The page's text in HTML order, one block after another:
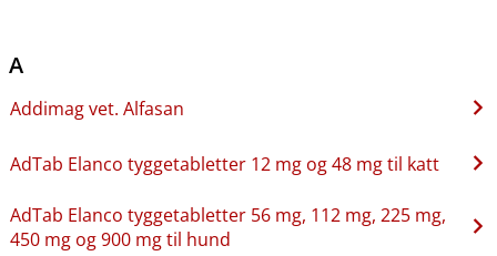
A
Addimag vet. Alfasan
AdTab Elanco tyggetabletter 12 mg og 48 mg til katt
AdTab Elanco tyggetabletter 56 mg, 112 mg, 225 mg,
450 mg og 900 mg til hund